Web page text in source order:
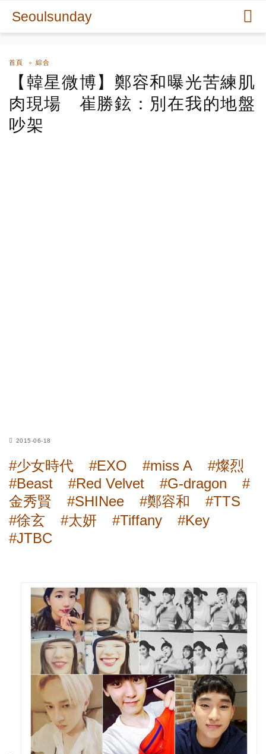
Seoulsunday
首頁 綜合
【韓星微博】鄭容和曝光苦練肌
肉現場 崔勝鉉：別在我的地盤
吵架
2015-06-18
#少女時代 #EXO #miss A
#燦烈
#Beast
#Red Velvet #G-dragon
#
金秀賢
#SHINee #鄭容和
#TTS
#徐玄
#太妍 #Tiffany
#Key
#JTBC